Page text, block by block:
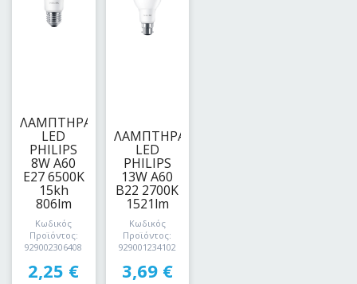
ΛΑΜΠΤΗΡΑΣ
LED
PHILIPS
8W A60
E27 6500K
15kh
806lm
Κωδικός
Προϊόντος:
929002306408
2,25 €
ΛΑΜΠΤΗΡΑΣ
LED
PHILIPS
13W A60
B22 2700K
1521lm
Κωδικός
Προϊόντος:
929001234102
3,69 €